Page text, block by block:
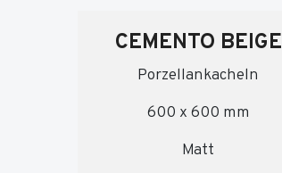
CEMENTO BEIGE
Porzellankacheln
600 x 600 mm
Matt